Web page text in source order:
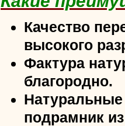
Качество
высокого
Фактура
благородно.
подрамник